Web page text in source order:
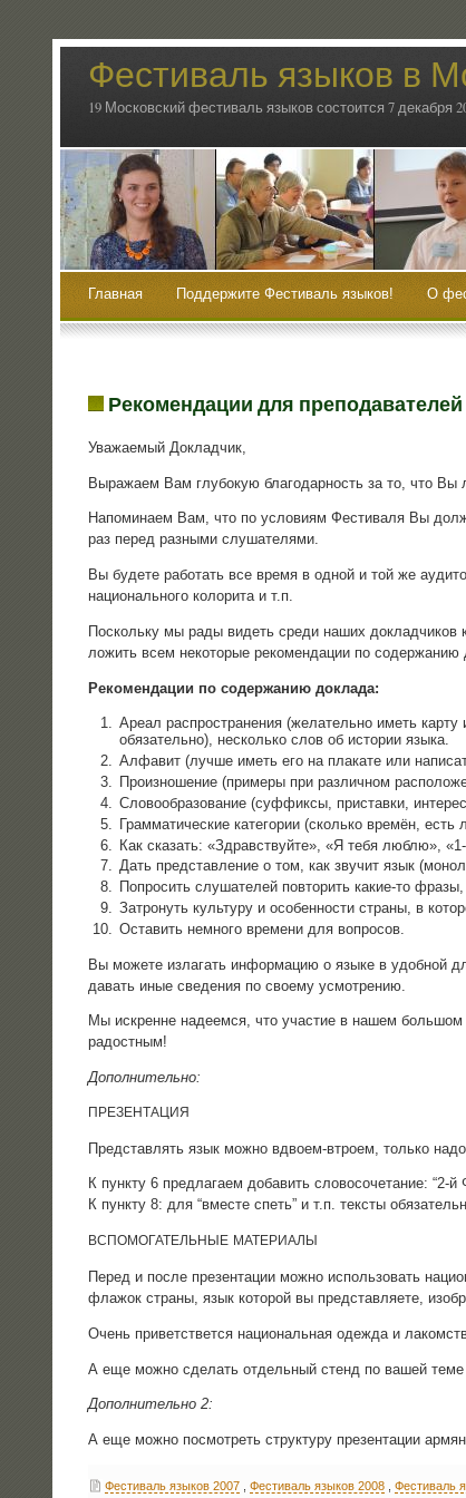
Фестиваль языков в
19 Московский фестиваль языков состоится 7 декабря
Главная Поддержите Фестиваль языков! О
Рекомендации для преподавателей
Ува­жа­е­мый Докладчик,
Выра­жа­ем Вам глу­бо­кую бла­го­дар­ность за то, что Вы
Напо­ми­на­ем Вам, что по усло­ви­ям Фести­ва­ля Вы
раз перед раз­ны­ми слушателями.
Вы буде­те рабо­тать все вре­мя в одной и той же
наци­о­наль­но­го коло­ри­та и т.п.
Посколь­ку мы рады видеть сре­ди наших
ло­жить всем неко­то­рые реко­мен­да­ции по содер­жа­нию
Реко­мен­да­ции по содер­жа­нию доклада:
Аре­ал рас­про­стра­не­ния (жела­тель­но иметь
обя­за­тель­но), несколь­ко слов об исто­рии языка.
Алфа­вит (луч­ше иметь его на пла­ка­те или
Про­из­но­ше­ние (при­ме­ры при раз­лич­ном
Сло­во­об­ра­зо­ва­ние (суф­фик­сы, при­став­ки,
Грам­ма­ти­че­ские кате­го­рии (сколь­ко вре­мён,
Как ска­зать: «Здрав­ствуй­те», «Я тебя люб­лю»,
Дать пред­став­ле­ние о том, как зву­чит язык
Попро­сить слу­ша­те­лей повто­рить какие-то
Затро­нуть куль­ту­ру и осо­бен­но­сти стра­ны, в
Оста­вить немно­го вре­ме­ни для вопросов.
Вы може­те изла­гать инфор­ма­цию о язы­ке в удоб­ной
давать иные све­де­ния по сво­е­му усмотрению.
Мы искренне наде­ем­ся, что уча­стие в нашем
радостным!
Допол­ни­тель­но:
ПРЕЗЕНТАЦИЯ
Пред­став­лять язык мож­но вдво­ем-втро­ем, толь­ко
К пунк­ту 6 пред­ла­га­ем доба­вить сло­во­со­че­та­ние:
К пунк­ту 8: для “вме­сте спеть” и т.п. тек­сты
ВСПОМОГАТЕЛЬНЫЕ МАТЕРИАЛЫ
Перед и после пре­зен­та­ции мож­но исполь­зо­вать
флажок стра­ны, язык кото­рой вы пред­став­ля­е­те,
Очень при­вет­ст­вет­ся наци­о­наль­ная одеж­да и
А еще мож­но сде­лать отдель­ный стенд по вашей теме
Допол­ни­тель­но 2:
А еще мож­но посмот­реть струк­ту­ру пре­зен­та­ции
Фестиваль языков 2007 ,Фестиваль языков 2008 ,Фестиваль